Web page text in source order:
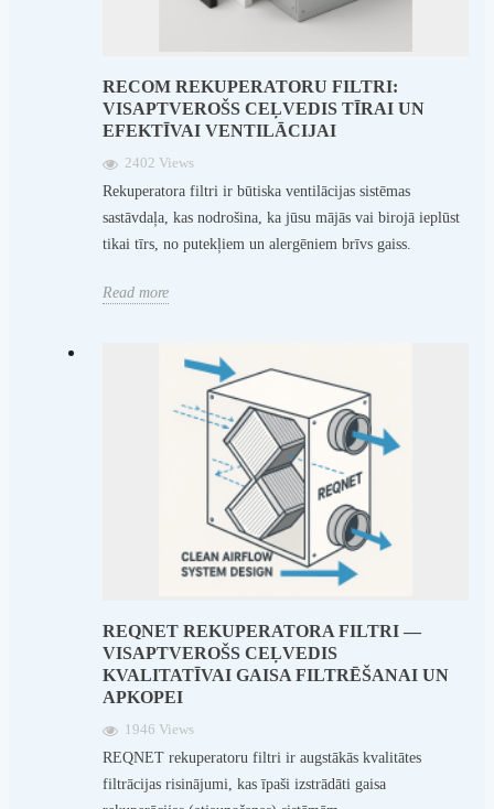
RECOM REKUPERATORU FILTRI:
VISAPTVEROŠS CEĻVEDIS TĪRAI UN
EFEKTĪVAI VENTILĀCIJAI
2402 Views
Rekuperatora filtri ir būtiska ventilācijas sistēmas
sastāvdaļa, kas nodrošina, ka jūsu mājās vai birojā ieplūst
tikai tīrs, no putekļiem un alergēniem brīvs gaiss.
Read more
REQNET REKUPERATORA FILTRI —
VISAPTVEROŠS CEĻVEDIS
KVALITATĪVAI GAISA FILTRĒŠANAI UN
APKOPEI
1946 Views
REQNET rekuperatoru filtri ir augstākās kvalitātes
filtrācijas risinājumi, kas īpaši izstrādāti gaisa